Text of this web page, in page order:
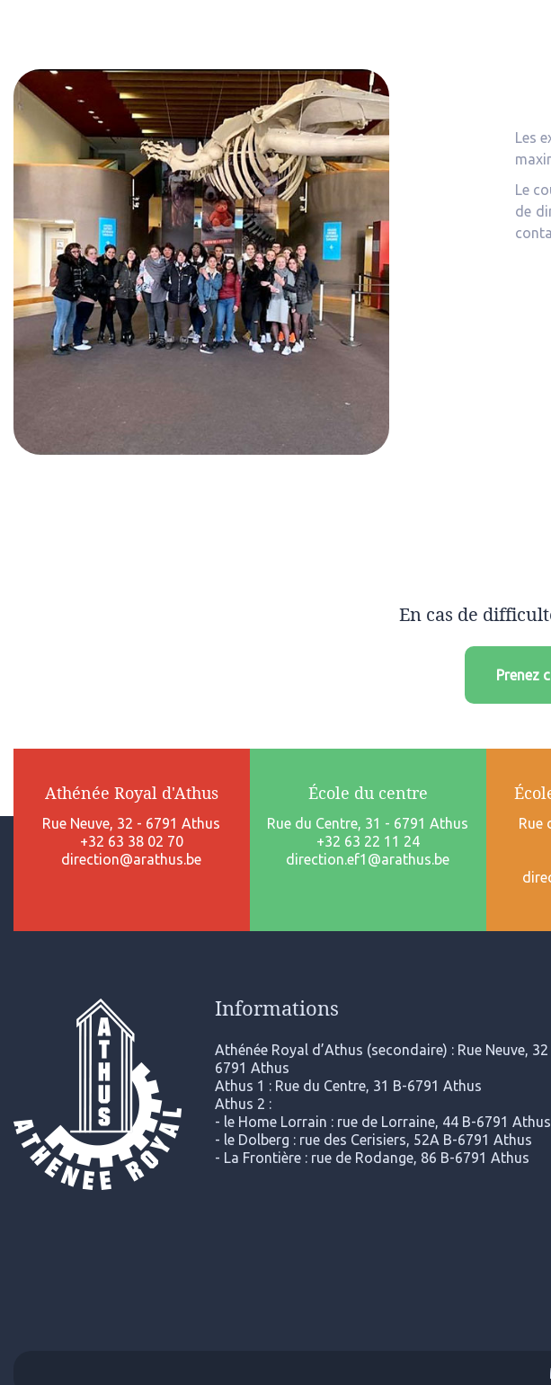
Les
Le
de
En cas de
Prenez
Athénée Royal d'Athus
Rue Neuve, 32 - 6791 Athus
+32 63 38 02 70
direction@arathus.be
École du centre
Rue du Centre, 31 - 6791 Athus
+32 63 22 11 24
direction.ef1@arathus.be
Rue
Informations
Athénée Royal d’Athus (secondaire) : Rue Neuve, 32
6791 Athus
Athus 1 : Rue du Centre, 31 B-6791 Athus
Athus 2 :
- le Home Lorrain : rue de Lorraine, 44 B-6791 Athus
- le Dolberg : rue des Cerisiers, 52A B-6791 Athus
- La Frontière : rue de Rodange, 86 B-6791 Athus